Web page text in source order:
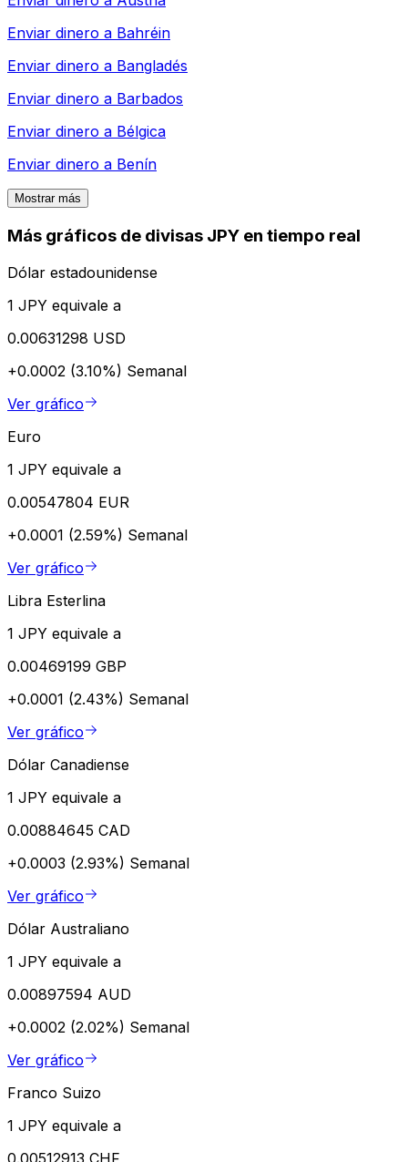
Enviar dinero a Bahréin
Enviar dinero a Bangladés
Enviar dinero a Barbados
Enviar dinero a Bélgica
Enviar dinero a Benín
Mostrar más
Más gráficos de divisas JPY en tiempo real
Dólar estadounidense
1 JPY equivale a
0.00631298 USD
+0.0002 (3.10%) Semanal
Ver gráfico
Euro
1 JPY equivale a
0.00547804 EUR
+0.0001 (2.59%) Semanal
Ver gráfico
Libra Esterlina
1 JPY equivale a
0.00469199 GBP
+0.0001 (2.43%) Semanal
Ver gráfico
Dólar Canadiense
1 JPY equivale a
0.00884645 CAD
+0.0003 (2.93%) Semanal
Ver gráfico
Dólar Australiano
1 JPY equivale a
0.00897594 AUD
+0.0002 (2.02%) Semanal
Ver gráfico
Franco Suizo
1 JPY equivale a
0.00512913 CHF